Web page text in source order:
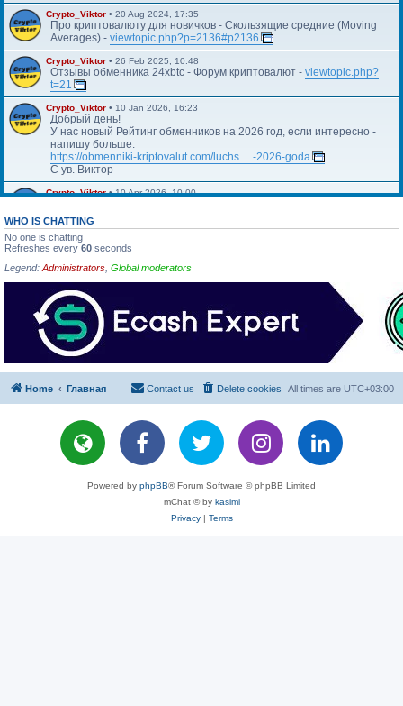
Crypto_Viktor • 20 Aug 2024, 17:35
Про криптовалюту для новичков - Скользящие средние (Moving
Averages) - viewtopic.php?p=2136#p2136
Crypto_Viktor • 26 Feb 2025, 10:48
Отзывы обменника 24xbtc - Форум криптовалют - viewtopic.php?
t=21
Crypto_Viktor • 10 Jan 2026, 16:23
Добрый день!
У нас новый Рейтинг обменников на 2026 год, если интересно -
напишу больше:
https://obmenniki-kriptovalut.com/luchs ... -2026-goda
С ув. Виктор
Crypto_Viktor•10 Apr 2026, 10:00
WHO IS CHATTING
No one is chatting
Refreshes every 60 seconds
Legend: Administrators Global moderators
Home Главная All times are UTC+03:00
Delete cookies
Contact us
Powered by phpBB® Forum Software © phpBB Limited
mChat © by kasimi
Privacy| Terms